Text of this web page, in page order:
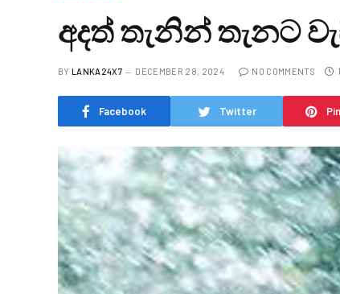
අදත් තැනින් තැනට
BY LANKA24X7 DECEMBER 28, 2024 NO COMMENTS
Facebook Twitter